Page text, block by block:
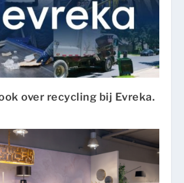
over recycling bij Evreka.